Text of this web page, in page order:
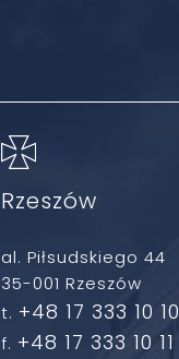
Rzeszów
al. Piłsudskiego 44
35-001 Rzeszów
t. +48 17 333 10 10
f. +48 17 333 10 11